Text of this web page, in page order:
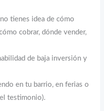
tienes idea de cómo
cobrar, dónde vender,
de baja inversión y
en tu barrio, en ferias o
testimonio).